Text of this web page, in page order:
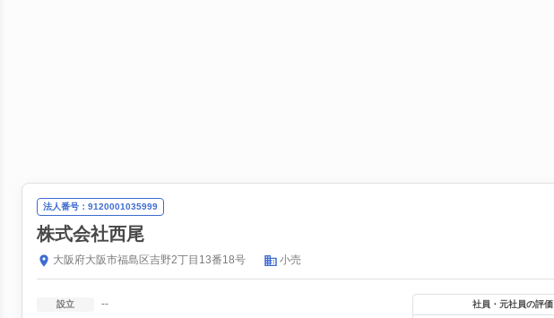
法人番号：9120001035999
株式会社西尾
大阪府大阪市福島区吉野2丁目13番18号 小売
設立 -- 社員・元社員の評価